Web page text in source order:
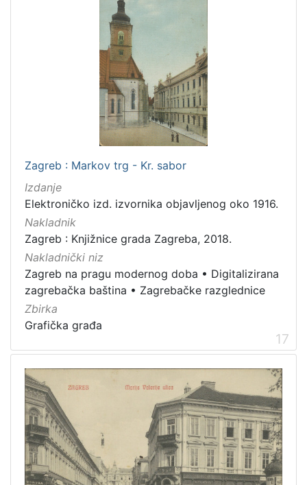
Zagreb : Markov trg - Kr. sabor
Izdanje
Elektroničko izd. izvornika objavljenog oko 1916.
Nakladnik
Zagreb : Knjižnice grada Zagreba, 2018.
Nakladnički niz
Zagreb na pragu modernog doba • Digitalizirana
zagrebačka baština • Zagrebačke razglednice
Zbirka
Grafička građa
17